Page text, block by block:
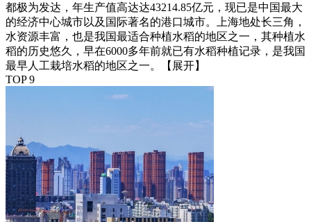
都极为发达，年生产值高达达43214.85亿元，现已是中国最大
的经济中心城市以及国际著名的港口城市。上海地处长三角，
水资源丰富，也是我国最适合种植水稻的地区之一，其种植水
稻的历史悠久，早在6000多年前就已有水稻种植记录，是我国
最早人工栽培水稻的地区之一。
【展开】
TOP 9